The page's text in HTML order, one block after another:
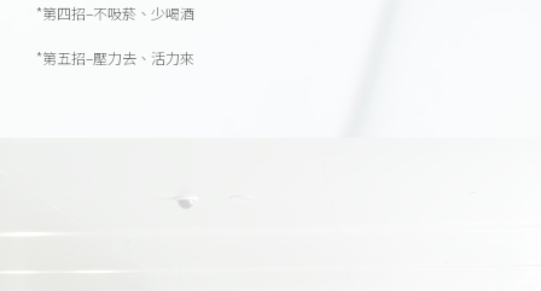
*第四招–不吸菸、少喝酒
*第五招–壓力去、活力來